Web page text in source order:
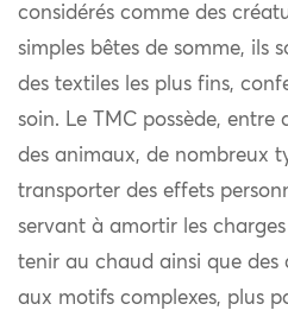
considérés comme des
simples bêtes de somme, ils
des textiles les plus fins,
soin. Le TMC possède, entre
des animaux, de nombreux
transporter des effets
servant à amortir les
tenir au chaud ainsi que des
aux motifs complexes, plus